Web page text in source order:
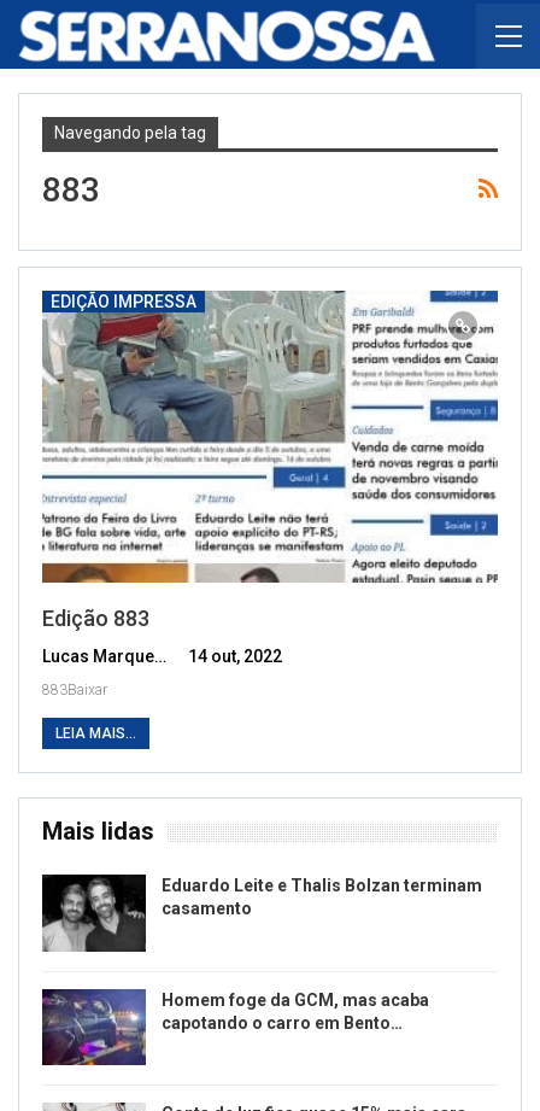
Navegando pela tag
883
EDIÇÃO IMPRESSA
Edição 883
Lucas Marques 14 out, 2022
883Baixar
LEIA MAIS...
Mais lidas
Eduardo Leite e Thalis Bolzan terminam
casamento
Homem foge da GCM, mas acaba
capotando o carro em Bento…